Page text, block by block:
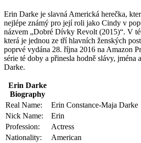
Erin Darke je slavná Americká herečka,
nejlépe známý pro její roli jako Cindy v
názvem „Dobré Dívky Revolt (2015)“. V
která je jednou ze tří hlavních ženských
poprvé vydána 28. října 2016 na Amazon
série té doby a přinesla hodně slávy, jména
Darke.
Erin Darke
Biography
Real Name:
Erin Constance-Maja Darke
Nick Name:
Erin
Profession:
Actress
Nationality:
American